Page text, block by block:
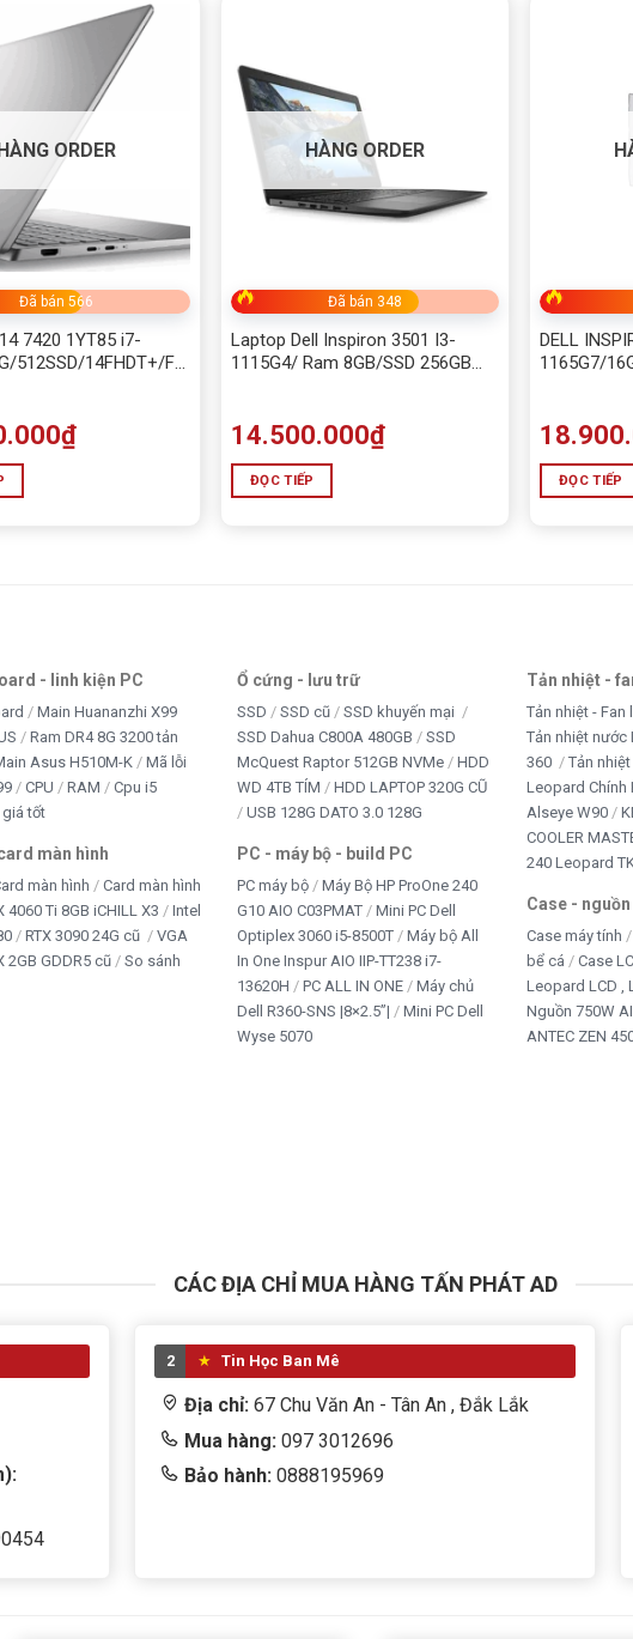
G4 IRU i5-13420H, 16GB, SSD 512GB
hình.
bản.
ORDER
Đã bán 566
7420 1YT85 i7-
512SSD/14FHDT+/FP/54W/ALU/W11SL+OFFICE
₫
HÀNG ORDER
Đã bán 348
Laptop Dell Inspiron 3501 I3-
1115G4/ Ram 8GB/SSD 256GB
14.500.000₫
ĐỌC TIẾP
DELL
1165G7/
ĐỌC TIẾP
- linh kiện PC
Main Huananzhi X99
Ram DR4 8G 3200 tản
Asus H510M-K
Mã lỗi
CPU RAM
Cpu i5
giá tốt
màn hình
màn hình
Card màn hình
4060 Ti 8GB iCHILL X3
Intel
RTX 3090 24G cũ
VGA
2GB GDDR5 cũ
So sánh
Ổ cứng - lưu trữ
SSD SSD cũ
SSD khuyến mại
SSD Dahua C800A 480GB
SSD
McQuest Raptor 512GB NVMe
HDD
WD 4TB TÍM
HDD LAPTOP 320G CŨ
USB 128G DATO 3.0 128G
PC - máy bộ - build PC
PC máy bộ
Máy Bộ HP ProOne 240
G10 AIO C03PMAT
Mini PC Dell
Optiplex 3060 i5-8500T
Máy bộ All
In One Inspur AIO IIP-TT238 i7-
13620H
PC ALL IN ONE
Máy chủ
Dell R360-SNS |8×2.5”|
Mini PC Dell
Wyse 5070
Tản nhiệt -
Tản nhiệt - Fan
Tản nhiệt nước
360
Tản
Leopard Chính
Alseye W90
COOLER
240 Leopard
Case -
Case máy tính
bể cá
Case
Leopard LCD ,
Nguồn 750W
ANTEC ZEN
CÁC ĐỊA CHỈ MUA HÀNG TẤN PHÁT AD
2 Tin Học Ban Mê
Địa chỉ: 67 Chu Văn An - Tân An , Đắk Lắk
Mua hàng: 097 3012696
Bảo hành: 0888195969